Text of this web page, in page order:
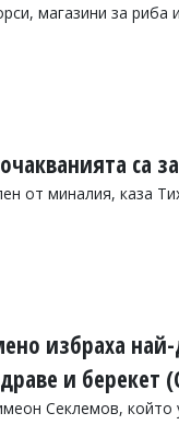
магазини за риба
са
от миналия, каза
избраха
и
Секлемов, който